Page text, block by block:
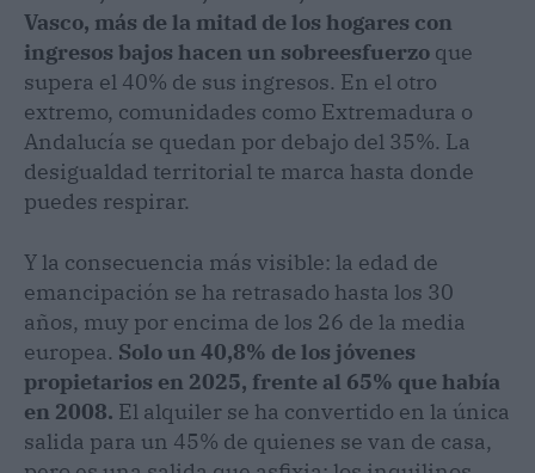
Vasco, más de la mitad de los hogares con
ingresos bajos hacen un sobreesfuerzo que
supera el 40% de sus ingresos. En el otro
extremo, comunidades como Extremadura o
Andalucía se quedan por debajo del 35%. La
desigualdad territorial te marca hasta donde
puedes respirar.
Y la consecuencia más visible: la edad de
emancipación se ha retrasado hasta los 30
años, muy por encima de los 26 de la media
europea. Solo un 40,8% de los jóvenes
propietarios en 2025, frente al 65% que había
en 2008. El alquiler se ha convertido en la única
salida para un 45% de quienes se van de casa,